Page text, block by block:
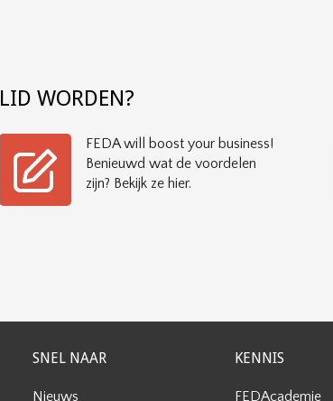
LID WORDEN?
FEDA will boost your business!
Benieuwd wat de voordelen
zijn? Bekijk ze hier.
SNEL NAAR
Nieuws
KENNIS
FEDAcademie